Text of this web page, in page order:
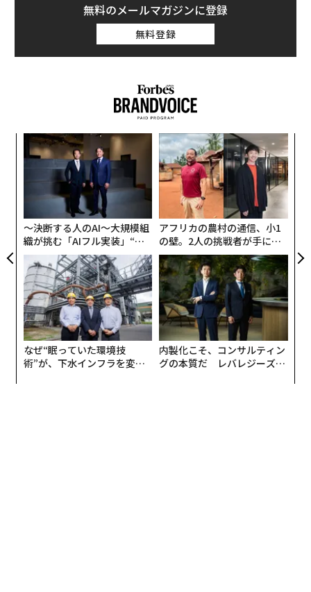
無料のメールマガジンに登録
無料登録
〜決断する人のAI〜大規模組
織が挑む「AIフル実装」“使
う”企業から“動く”企業へ【N
TTドコモビジネス×PwC】
アフリカの農村の通信、小1
の壁。2人の挑戦者が手にし
た「次なる武器」
なぜ“眠っていた環境技
術”が、下水インフラを変え
内製化こそ、コンサルティン
グの本質だ レバレジーズが